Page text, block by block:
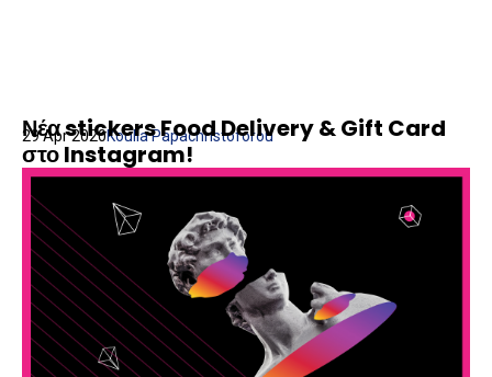
Νέα stickers Food Delivery & Gift Card
στο Instagram!
29 Apr 2020Koulla Papachristoforou